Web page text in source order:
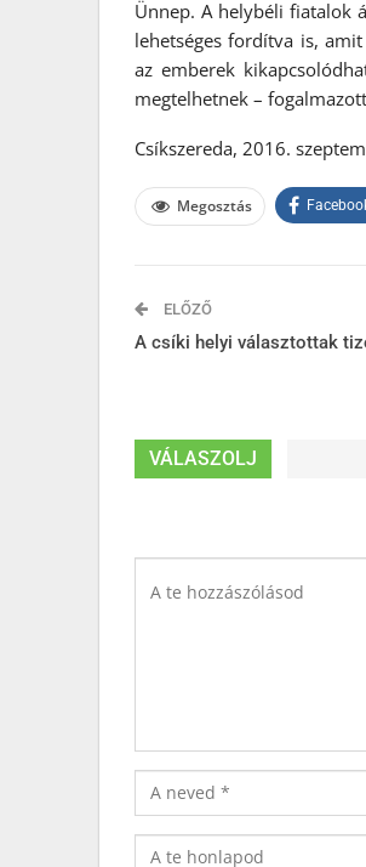
Ünnep. A helybéli fiatalok
lehetséges fordítva is,
az emberek
megtelhetnek –
Csíkszereda, 2016.
Megosztás
ELŐZŐ
A csíki helyi választottak
VÁLASZOLJ